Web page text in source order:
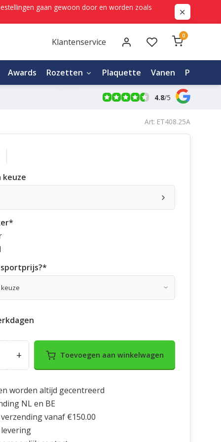
gaan gewoon door en worden zoals
Klantenservice
0
Awards Rozetten Plaquette Vanen
4.8/5
Art: ET408.25A
keuze
*
*
+ Toevoegen aan winkelwagen
worden altijd gecentreerd
NL en BE
vanaf €150.00